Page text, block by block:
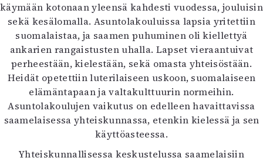
käymään kotonaan yleensä kahdesti vuodessa, jouluisin
sekä kesälomalla. Asuntolakouluissa lapsia yritettiin
suomalaistaa, ja saamen puhuminen oli kiellettyä
ankarien rangaistusten uhalla. Lapset vieraantuivat
perheestään, kielestään, sekä omasta yhteisöstään.
Heidät opetettiin luterilaiseen uskoon, suomalaiseen
elämäntapaan ja valtakulttuurin normeihin.
Asuntolakoulujen vaikutus on edelleen havaittavissa
saamelaisessa yhteiskunnassa, etenkin kielessä ja sen
käyttöasteessa.
Yhteiskunnallisessa keskustelussa saamelaisiin